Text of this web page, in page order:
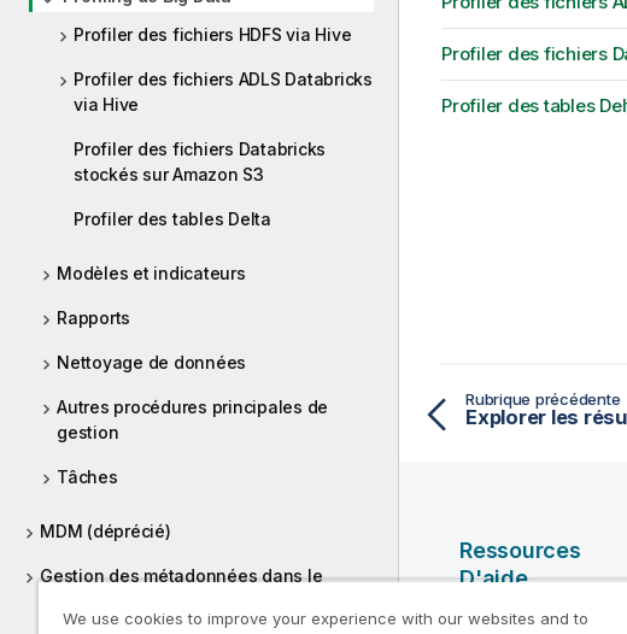
Profiler des fichiers HDFS via Hive
Profiler des fichiers ADLS Databricks
via Hive
Profiler des fichiers Databricks
stockés sur Amazon S3
Profiler des tables Delta
Modèles et indicateurs
Rapports
Nettoyage de données
Autres procédures principales de
gestion
Tâches
MDM (déprécié)
Gestion des métadonnées dans le
Profiler des fichiers
Profiler des tables
Rubrique précédente
Ressources
D'aide
Vidéos Qlik Help
We use cookies to improve your experience with our websites and to